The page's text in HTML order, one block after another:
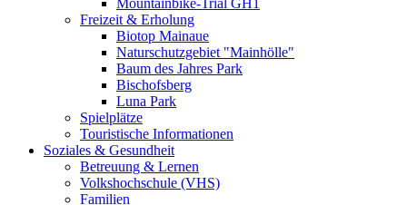
Mountainbike-Trial GH1
Freizeit & Erholung
Biotop Mainaue
Naturschutzgebiet "Mainhölle"
Baum des Jahres Park
Bischofsberg
Luna Park
Spielplätze
Touristische Informationen
Soziales & Gesundheit
Betreuung & Lernen
Volkshochschule (VHS)
Familien